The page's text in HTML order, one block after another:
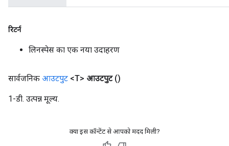
रिटर्न
लिनस्पेस का एक नया उदाहरण
सार्वजनिक आउटपुट <T> आउटपुट ()
1-डी. उत्पन्न मूल्य.
क्या इस कॉन्टेंट से आपको मदद मिली?